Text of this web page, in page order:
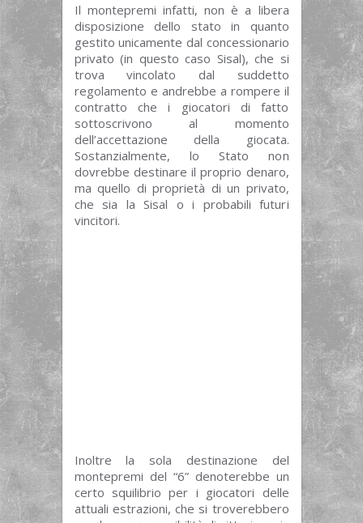
Il montepremi infatti, non è a libera
disposizione dello stato in quanto
gestito unicamente dal concessionario
privato (in questo caso Sisal), che si
trova vincolato dal suddetto
regolamento e andrebbe a rompere il
contratto che i giocatori di fatto
sottoscrivono al momento
dell’accettazione della giocata.
Sostanzialmente, lo Stato non
dovrebbe destinare il proprio denaro,
ma quello di proprietà di un privato,
che sia la Sisal o i probabili futuri
vincitori.
Inoltre la sola destinazione del
montepremi del “6” denoterebbe un
certo squilibrio per i giocatori delle
attuali estrazioni, che si troverebbero